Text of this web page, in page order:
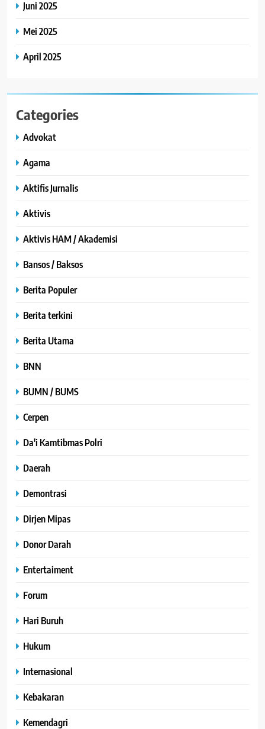
Juni 2025
Mei 2025
April 2025
Categories
Advokat
Agama
Aktifis Jurnalis
Aktivis
Aktivis HAM / Akademisi
Bansos / Baksos
Berita Populer
Berita terkini
Berita Utama
BNN
BUMN / BUMS
Cerpen
Da'i Kamtibmas Polri
Daerah
Demontrasi
Dirjen Mipas
Donor Darah
Entertaiment
Forum
Hari Buruh
Hukum
Internasional
Kebakaran
Kemendagri